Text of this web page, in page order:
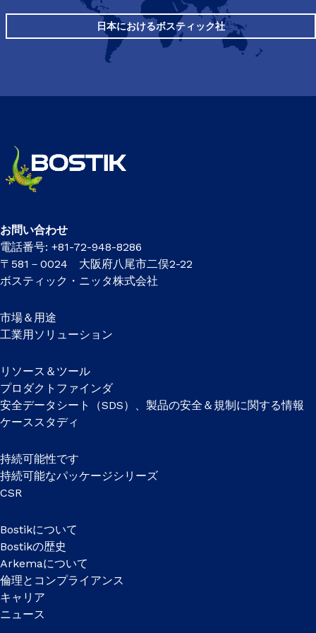
日本におけるボスティック社
お問い合わせ
電話番号: +81-72-948-8286
〒581－0024 大阪府八尾市二俣2-22
ボスティック・ニッタ株式会社
市場＆用途
工業用ソリューション
リソース＆ツール
プロダクトファインダ
安全データシート（SDS）、製品の安全＆規制に関する情報
ケーススタディ
持続可能性です
持続可能なパッケージシリーズ
CSR
Bostikについて
Bostikの歴史
Arkemaについて
倫理とコンプライアンス
キャリア
ニュース